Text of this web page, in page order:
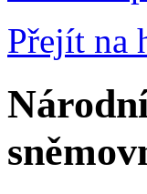
Přejít na